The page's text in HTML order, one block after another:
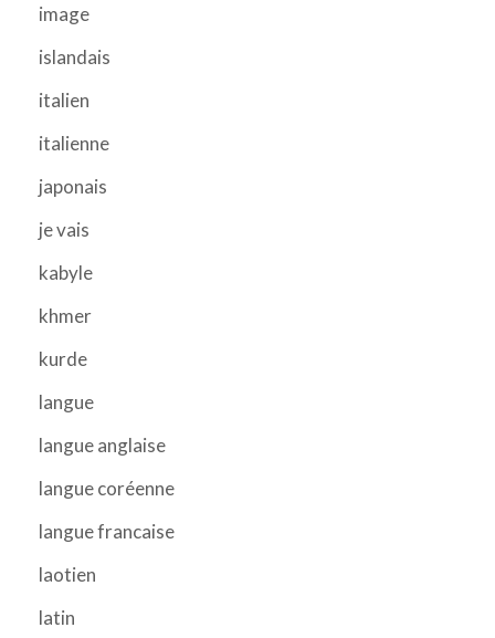
image
islandais
italien
italienne
japonais
je vais
kabyle
khmer
kurde
langue
langue anglaise
langue coréenne
langue francaise
laotien
latin